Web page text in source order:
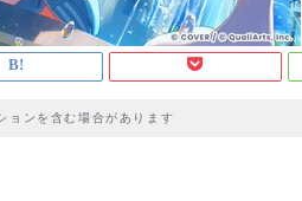
ョンを含む場合があります